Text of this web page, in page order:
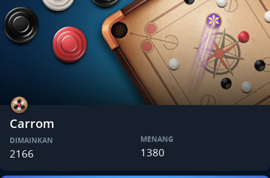
Carrom
DIMAINKAN
2166
MENANG
1380